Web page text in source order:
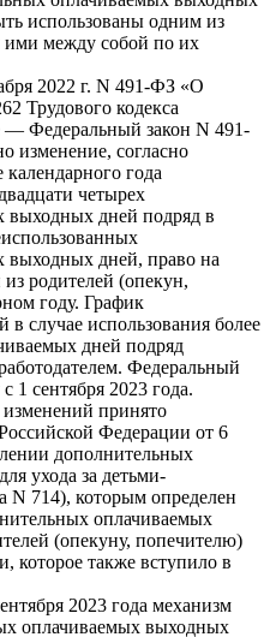
использованы одним из
ими между собой по их
2022 г. N 491-ФЗ «О
Трудового кодекса
— Федеральный закон N 491-
изменение, согласно
года
четырех
выходных дней подряд в
выходных дней, право на
родителей (опекун,
году. График
в случае использования более
дней подряд
Федеральный
1 сентября 2023 года.
принято
Федерации от 6
дополнительных
ухода за детьми-
714), которым определен
оплачиваемых
(опекуну, попечителю)
которое также вступило в
2023 года механизм
оплачиваемых выходных